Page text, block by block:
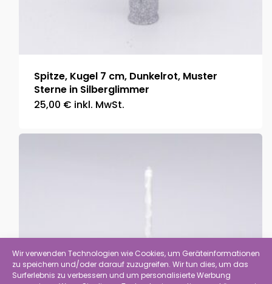
Wir verwenden Technologien wie Cookies, um Geräteinformationen
zu speichern und/oder darauf zuzugreifen. Wir tun dies, um das
Surferlebnis zu verbessern und um personalisierte Werbung
Spitze, Kugel 7 cm, Dunkelrot, Muster
Sterne in Silberglimmer
25,00 € inkl. MwSt.